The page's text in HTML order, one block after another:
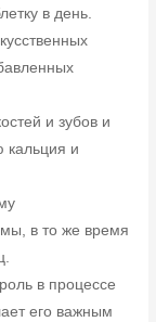
в день.
и зубов и
кальция и
в то же время
в процессе
его важным